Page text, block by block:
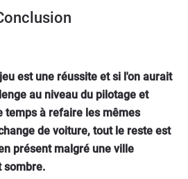
est une réussite et si l'on aurait
au niveau du pilotage et
temps à refaire les mêmes
de voiture, tout le reste est
présent malgré une ville
sombre.